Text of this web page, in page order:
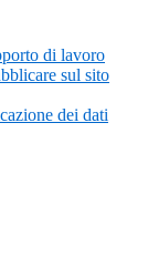
di lavoro
sul sito
dei dati